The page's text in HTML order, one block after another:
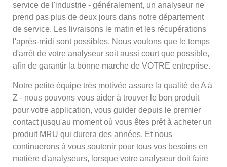
service de l'industrie - généralement, un analyseur ne
prend pas plus de deux jours dans notre département
de service. Les livraisons le matin et les récupérations
l'après-midi sont possibles. Nous voulons que le temps
d'arrêt de votre analyseur soit aussi court que possible,
afin de garantir la bonne marche de VOTRE entreprise.
Notre petite équipe très motivée assure la qualité de A à
Z - nous pouvons vous aider à trouver le bon produit
pour votre application, vous guider depuis le premier
contact jusqu'au moment où vous êtes prêt à acheter un
produit MRU qui durera des années. Et nous
continuerons à vous soutenir pour tous vos besoins en
matière d'analyseurs, lorsque votre analyseur doit faire